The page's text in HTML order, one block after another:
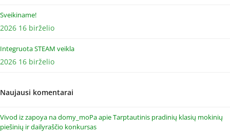
Sveikiname!
2026 16 birželio
Integruota STEAM veikla
2026 16 birželio
Naujausi komentarai
Vivod iz zapoya na domy_moPaapieTarptautinis pradinių klasių mokinių
piešinių ir dailyraščio konkursas